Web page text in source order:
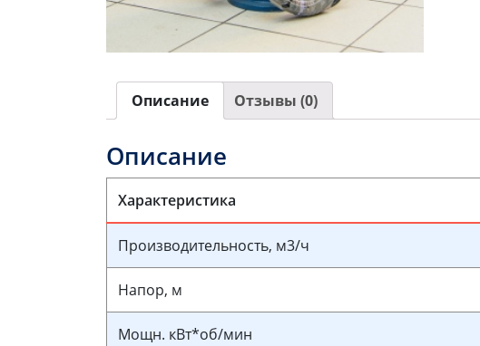
Описание Отзывы (0)
Описание
Характеристика
Производительность, м3/ч
Напор, м
Мощн. кВт*об/мин